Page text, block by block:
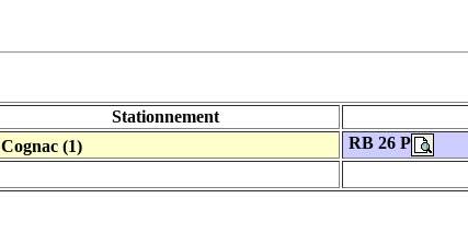
Stationnement
Cognac (1)
RB 26 P